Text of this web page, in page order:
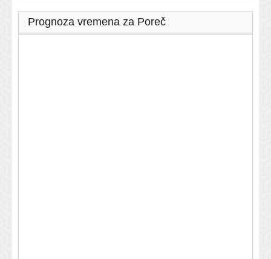
Prognoza vremena za Poreč